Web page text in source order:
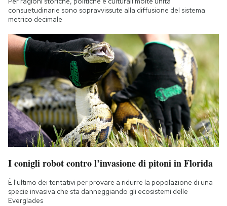
consuetudinarie sono sopravvissute alla diffusione del sistema
metrico decimale
I conigli robot contro l’invasione di pitoni in Florida
È l'ultimo dei tentativi per provare a ridurre la popolazione di una
specie invasiva che sta danneggiando gli ecosistemi delle
Everglades